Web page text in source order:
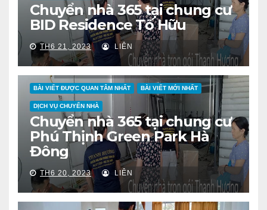
Chuyển nhà 365 tại chung cư
BID Residence Tố Hữu
TH6 21, 2023 LIÊN
BÀI VIẾT ĐƯỢC QUAN TÂM NHẤT BÀI VIẾT MỚI NHẤT
DỊCH VỤ CHUYỂN NHÀ
Chuyển nhà 365 tại chung cư
Phú Thịnh Green Park Hà
Đông
TH6 20, 2023 LIÊN